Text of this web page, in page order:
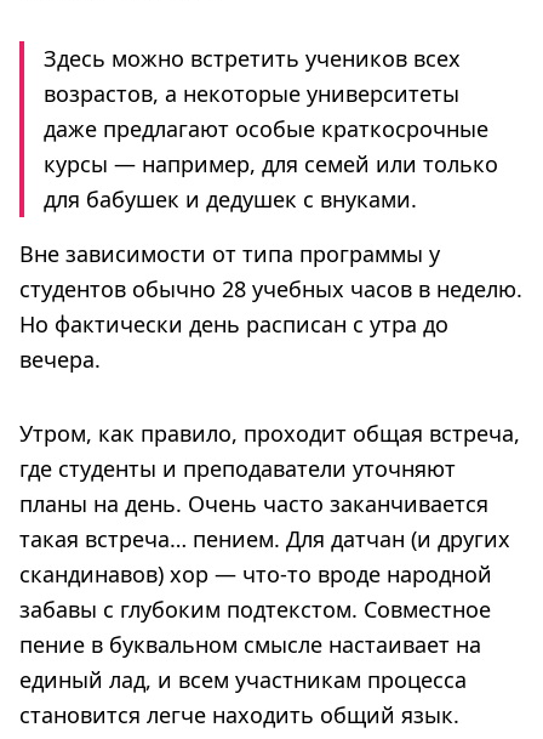
Здесь можно встретить учеников всех
возрастов, а некоторые университеты
даже предлагают особые краткосрочные
курсы — например, для семей или только
для бабушек и дедушек с внуками.
Вне зависимости от типа программы у
студентов обычно 28 учебных часов в неделю.
Но фактически день расписан с утра до
вечера.
Утром, как правило, проходит общая встреча,
где студенты и преподаватели уточняют
планы на день. Очень часто заканчивается
такая встреча… пением. Для датчан (и других
скандинавов) хор — что-то вроде народной
забавы с глубоким подтекстом. Совместное
пение в буквальном смысле настаивает на
единый лад, и всем участникам процесса
становится легче находить общий язык.